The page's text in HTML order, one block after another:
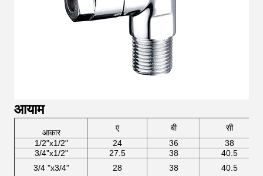
आयाम
आकार ए बी
सी
1/2"x1/2"
24 36
38
3/4"x1/2"
27.5 38
40.5
3/4 "x3/4"
28 38 40.5